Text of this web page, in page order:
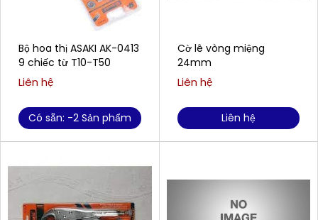
Bộ hoa thị ASAKI AK-0413
9 chiếc từ T10-T50
Liên hệ
Có sẵn: -2 Sản phẩm
Cờ lê vòng miệng
24mm
Liên hệ
Liên hệ